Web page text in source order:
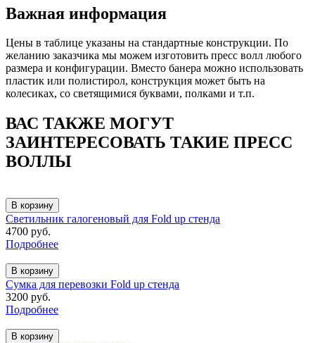
Важная информация
Цены в таблице указаны на стандартные конструкции. По
желанию заказчика мы можем изготовить пресс волл любого
размера и конфигурации. Вместо банера можно использовать
пластик или полистирол, конструкция может быть на
колесиках, со светящимися буквами, полками и т.п.
ВАС ТАКЖЕ МОГУТ
ЗАИНТЕРЕСОВАТЬ ТАКИЕ ПРЕСС
ВОЛЛЫ
В корзину
Светильник галогеновый для Fold up стенда
4700 руб.
Подробнее
В корзину
Сумка для перевозки Fold up стенда
3200 руб.
Подробнее
В корзину